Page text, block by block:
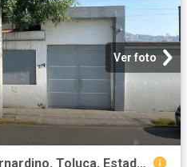
Ver foto
Casa en Renta en San Bernardino, Toluca, Estado de México